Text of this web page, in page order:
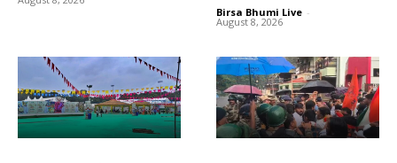
Birsa Bhumi Live -
August 8, 2026